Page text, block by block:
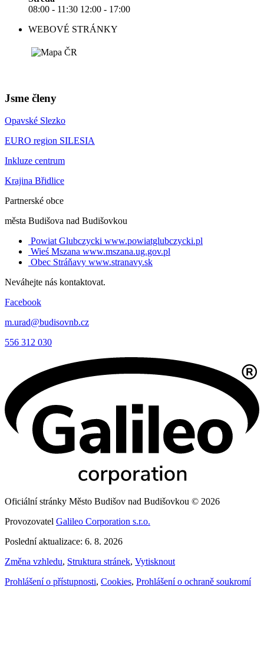
08:00 - 11:30 12:00 - 17:00
WEBOVÉ STRÁNKY
Jsme členy
Opavské Slezko
EURO region SILESIA
Inkluze centrum
Krajina Břidlice
Partnerské obce
města Budišova nad Budišovkou
Powiat Glubczycki www.powiatglubczycki.pl
Wieś Mszana www.mszana.ug.gov.pl
Obec Stráňavy www.stranavy.sk
Neváhejte nás kontaktovat.
Facebook
m.urad@budisovnb.cz
556 312 030
Oficiální stránky Město Budišov nad Budišovkou © 2026
Provozovatel Galileo Corporation s.r.o.
Poslední aktualizace: 6. 8. 2026
Změna vzhledu, Struktura stránek, Vytisknout
Prohlášení o přístupnosti, Cookies, Prohlášení o ochraně soukromí